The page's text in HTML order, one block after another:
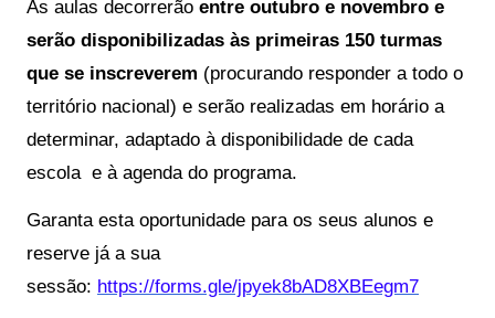
As aulas decorrerão entre outubro e novembro e
serão disponibilizadas às primeiras 150 turmas
que se inscreverem (procurando responder a todo o
território nacional) e serão realizadas em horário a
determinar, adaptado à disponibilidade de cada
escola e à agenda do programa.
Garanta esta oportunidade para os seus alunos e
reserve já a sua
sessão: https://forms.gle/jpyek8bAD8XBEegm7